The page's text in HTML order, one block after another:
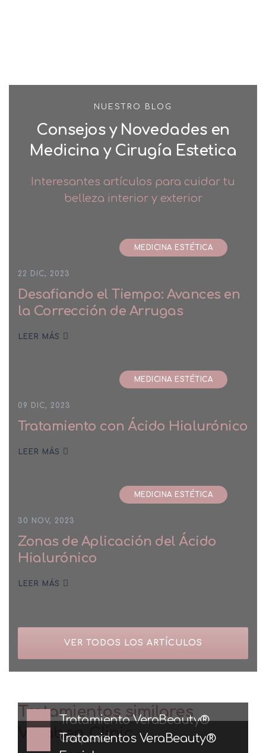
NUESTRO BLOG
Consejos y Novedades en
Medicina y Cirugía Estetica
Interesantes artículos para cuidar tu
belleza interior y exterior
MEDICINA ESTÉTICA
22 DIC, 2023
Desafiando el Tiempo: Avances en
la Corrección de Arrugas
LEER MÁS
MEDICINA ESTÉTICA
09 DIC, 2023
Tratamiento con Ácido Hialurónico
LEER MÁS
MEDICINA ESTÉTICA
30 NOV, 2023
Zonas de Aplicación del Ácido
Hialurónico
LEER MÁS
VER TODOS LOS ARTÍCULOS
Tratamientos similares
Veraben Clinic
Tratamiento VeraBeauty®
Corporal
Tratamientos VeraBeauty®